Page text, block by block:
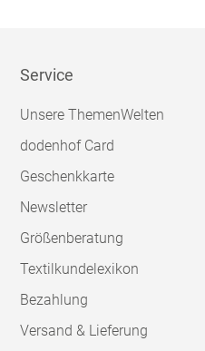
Service
Unsere ThemenWelten
dodenhof Card
Geschenkkarte
Newsletter
Größenberatung
Textilkundelexikon
Bezahlung
Versand & Lieferung